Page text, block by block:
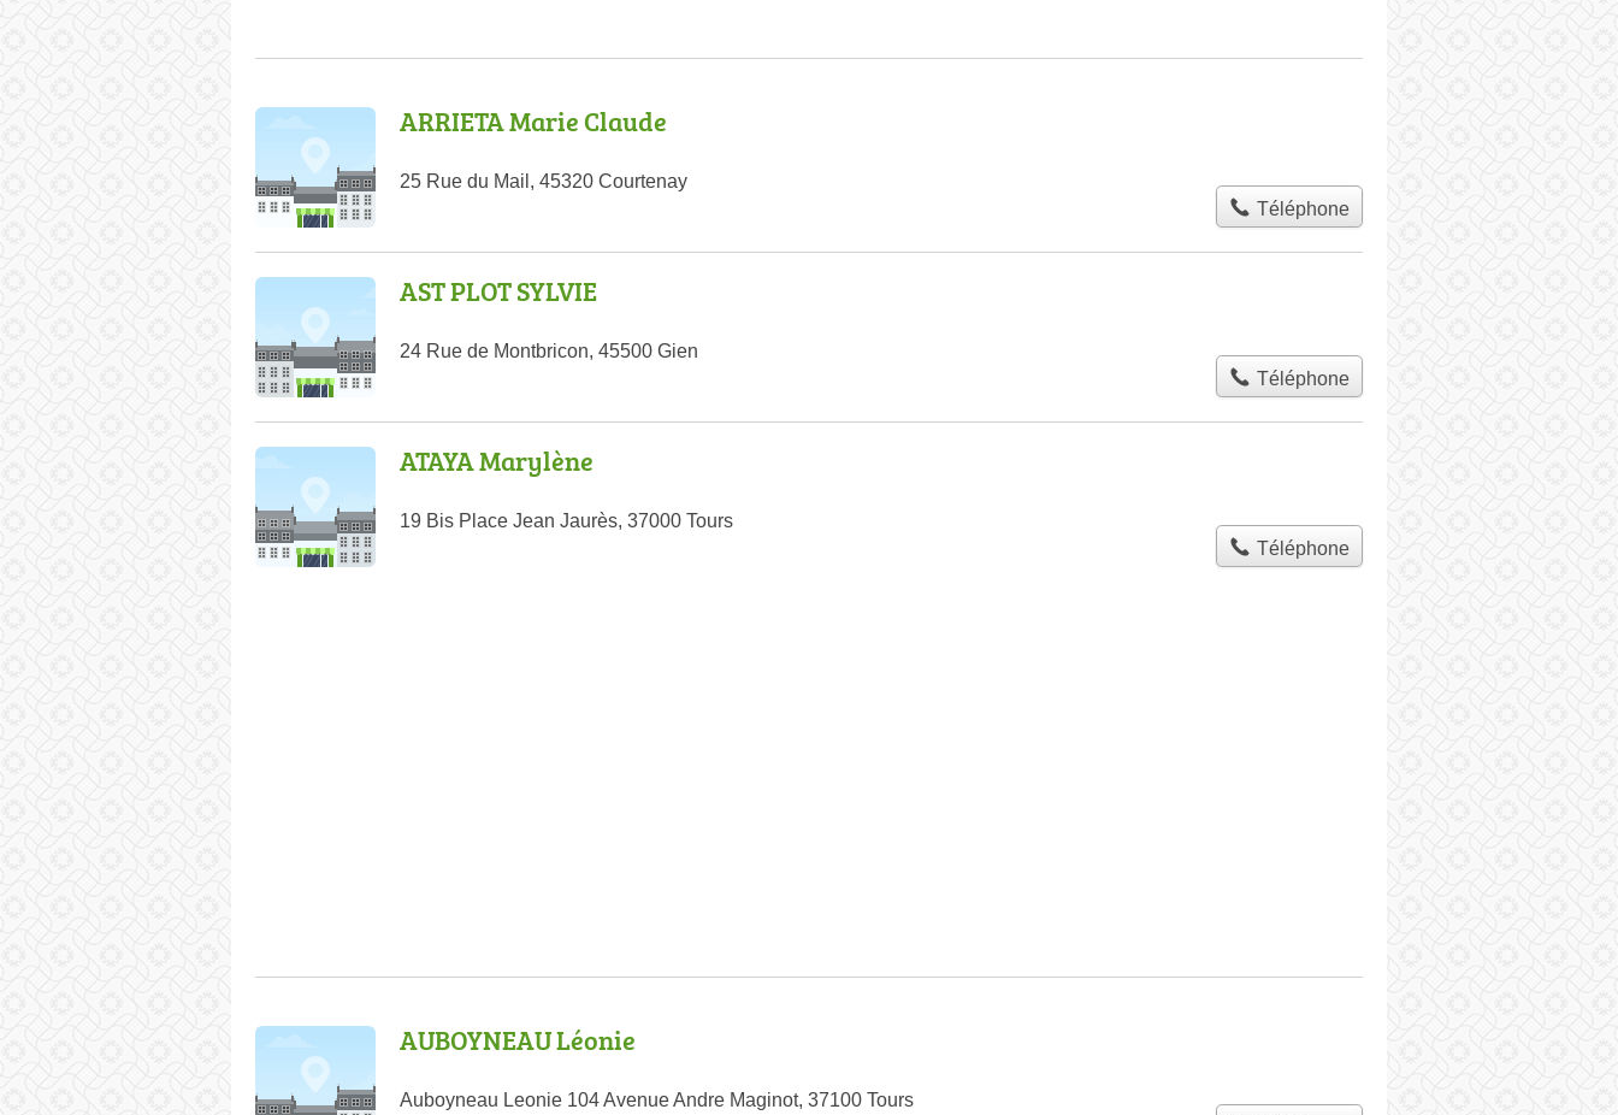
ARRIETA Marie Claude
25 Rue du Mail, 45320 Courtenay
Téléphone
AST PLOT SYLVIE
24 Rue de Montbricon, 45500 Gien
Téléphone
ATAYA Marylène
19 Bis Place Jean Jaurès, 37000 Tours
Téléphone
AUBOYNEAU Léonie
Auboyneau Leonie 104 Avenue Andre Maginot, 37100 Tours